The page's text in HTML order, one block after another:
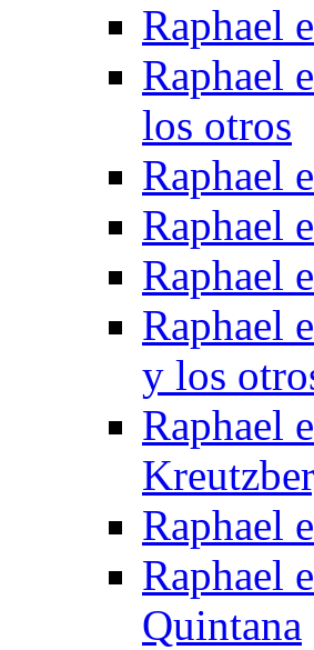
Raphael
Raphael
los otros
Raphael
Raphael
Raphael
Raphael
y los
Raphael
Raphael
Raphael
Quintana